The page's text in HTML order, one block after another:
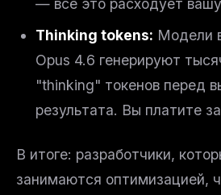
— всё это расходует
Thinking tokens: Модели
Opus 4.6 генерируют
"thinking" токенов перед
результата. Вы платите
В итоге: разработчики,
занимаются оптимизацией,